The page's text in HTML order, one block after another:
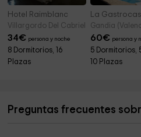
Hotel Raimblanc
Villargordo Del Cabriel (Valencia)
34€ persona y noche
8 Dormitorios, 16
Plazas
La
Gandia
60€ persona y
5 Dormitorios,
10 Plazas
Preguntas frecuentes